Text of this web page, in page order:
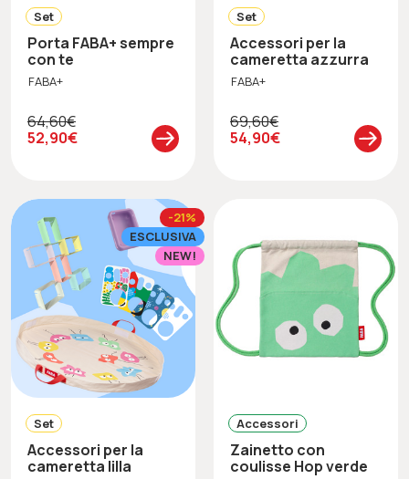
Set
Porta FABA+ sempre
con te
FABA+
52,90€
64,60€
Set
Accessori per la
cameretta azzurra
FABA+
54,90€
69,60€
-21%
ESCLUSIVA
NEW!
Set
Accessori per la
cameretta lilla
Accessori
Zainetto con
coulisse Hop verde